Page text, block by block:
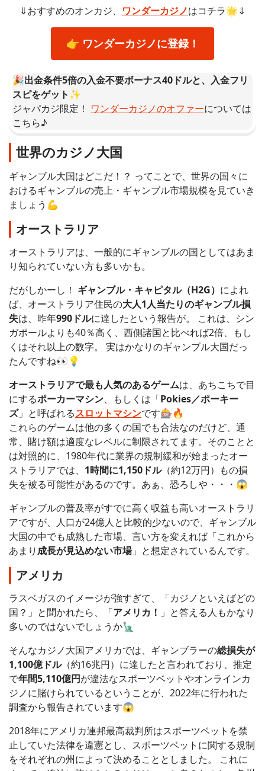
⇓おすすめのオンカジ、 ワンダーカジノはコチラ🌟⇓
👉 ワンダーカジノに登録！
🎉出金条件5倍の入金不要ボーナス40ドルと、入金フリ
スピをゲット✨
ジャパカジ限定！ ワンダーカジノのオファーについては
こちら♪
世界のカジノ大国
ギャンブル大国はどこだ！？ ってことで、世界の国々に
おけるギャンブルの売上・ギャンブル市場規模を見ていき
ましょう💪
オーストラリア
オーストラリアは、一般的にギャンブルの国としてはあま
り知られていない方も多いかも。
だがしかーし！ ギャンブル・キャピタル（H2G） によれ
ば、オーストラリア住民の大人1人当たりのギャンブル損
失は、昨年990ドルに達したという報告が。 これは、シン
ガポールよりも40％高く、西側諸国と比べれば2倍、もし
くはそれ以上の数字。 実はかなりのギャンブル大国だっ
たんですね👀💡
オーストラリアで最も人気のあるゲームは、あちこちで目
にするポーカーマシン、もしくは「Pokies／ポーキー
ズ」と呼ばれるスロットマシンです🎰🔥
これらのゲームは他の多くの国でも合法なのだけど、通
常、賭け額は適度なレベルに制限されてます。そのことと
は対照的に、1980年代に業界の規制緩和が始まったオー
ストラリアでは、 1時間に1,150ドル（約12万円）もの損
失を被る可能性があるのです。あぁ、恐ろしや・・・😱
ギャンブルの普及率がすでに高く収益も高いオーストラリ
アですが、人口が24億人と比較的少ないので、ギャンブル
大国の中でも成熟した市場、言い方を変えれば「これから
あまり 成長が見込めない市場」と想定されているんです。
アメリカ
ラスベガスのイメージが強すぎて、「カジノといえばどの
国？」と聞かれたら、「アメリカ！ 」と答える人もかなり
多いのではないでしょうか🗽
そんなカジノ大国アメリカでは、ギャンブラーの総損失が
1,100億ドル（約16兆円）に達したと言われており、推定
で年間5,110億円が違法なスポーツベットやオンラインカ
ジノに賭けられているということが、2022年に行われた
調査から報告されています😱
2018年にアメリカ連邦最高裁判所はスポーツベットを禁
止していた法律を違憲とし、スポーツベットに関する規制
をそれぞれの州によって決めることとしました。 これに